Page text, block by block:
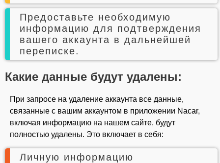
Предоставьте необходимую
информацию для подтверждения
вашего аккаунта в дальнейшей
переписке.
Какие данные будут удалены:
При запросе на удаление аккаунта все данные,
связанные с вашим аккаунтом в приложении Nacar,
включая информацию на нашем сайте, будут
полностью удалены. Это включает в себя:
Личную информацию